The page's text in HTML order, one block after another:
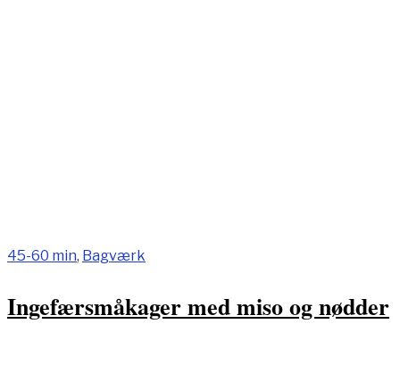
45-60 min, Bagværk
Ingefærsmåkager med miso og nødder